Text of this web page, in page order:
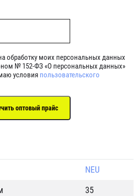
обработку моих персональных данных
№ 152-ФЗ «О персональных данных»
условия пользовательского
NEU
35